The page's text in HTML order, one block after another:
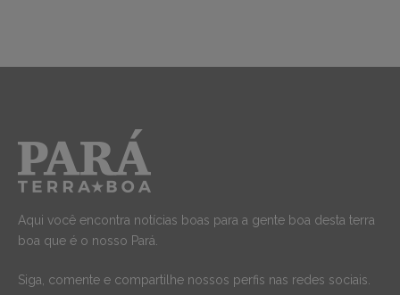
Aqui você encontra notícias boas para a gente boa desta terra
boa que é o nosso Pará.
Siga, comente e compartilhe nossos perfis nas redes sociais.